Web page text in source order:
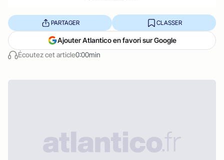
Écoutez cet article0:00min
PARTAGER CLASSER
Ajouter Atlantico en favori sur Google